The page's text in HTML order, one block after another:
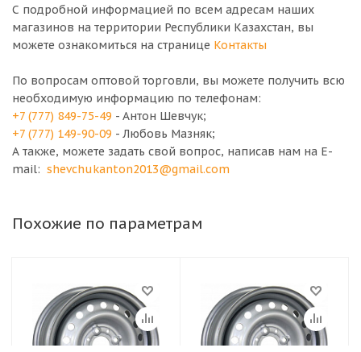
С подробной информацией по всем адресам наших
магазинов на территории Республики Казахстан, вы
можете ознакомиться на странице Контакты
По вопросам оптовой торговли, вы можете получить всю
необходимую информацию по телефонам:
+7 (777) 849-75-49 - Антон Шевчук;
+7 (777) 149-90-09 - Любовь Мазняк;
А также, можете задать свой вопрос, написав нам на E-
mail: shevchukanton2013@gmail.com
Похожие по параметрам